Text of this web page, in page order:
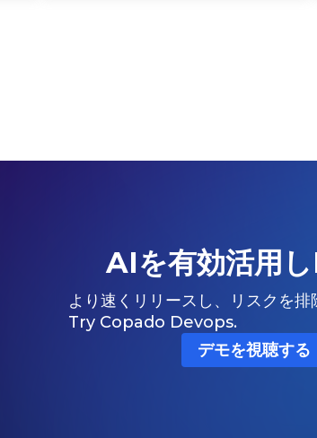
AIを有効活用
より速くリリースし、リスクを排
Try Copado Devops.
デモを視聴する